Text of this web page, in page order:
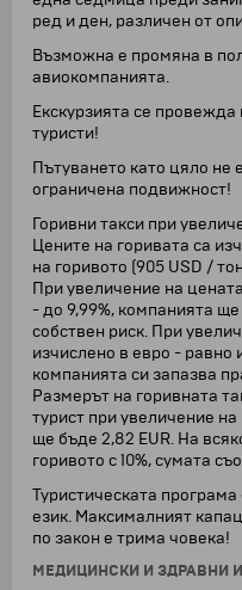
ред и ден, различен от
Възможна е промяна в
авиокомпанията.
Екскурзията се
туристи!
Пътуването като цяло не
ограничена подвижност!
Горивни такси при
Цените на горивата са
на горивото (905 USD /
При увеличение на
- до 9,99%, компанията
собствен риск. При
изчислено в евро - равно
компанията си запазва
Размерът на горивната
турист при увеличение на
ще бъде 2,82 EUR. На
горивото с 10%, сумата
Туристическата
език. Максималният
по закон е трима човека!
МЕДИЦИНСКИ И ЗДРАВНИ